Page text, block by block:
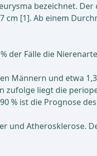
bezeichnet.
[1]. Ab einem
der Fälle die
Männern und etwa
zufolge liegt die
% ist die Prognose
und Atherosklerose.